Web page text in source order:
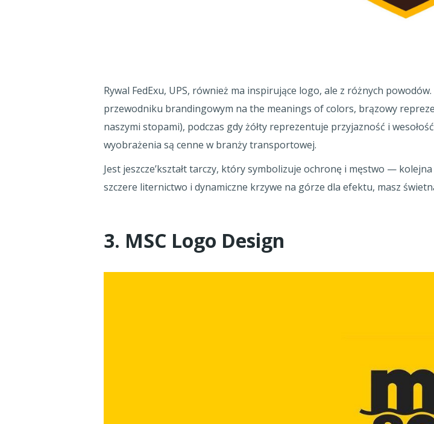
Rywal FedExu, UPS, również ma inspirujące logo, ale z różnych
przewodniku brandingowym na the meanings of colors, brązowy
naszymi stopami), podczas gdy żółty reprezentuje przyjazność i
wyobrażenia są cenne w branży transportowej.
Jest jeszcze’kształt tarczy, który symbolizuje ochronę i męstwo —
szczere liternictwo i dynamiczne krzywe na górze dla efektu, masz
3. MSC Logo Design